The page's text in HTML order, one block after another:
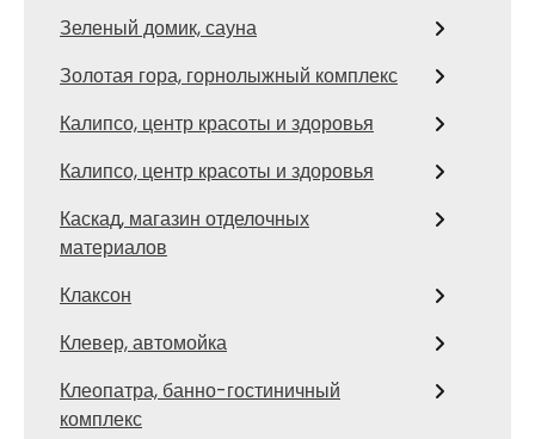
Зеленый домик, сауна
Золотая гора, горнолыжный комплекс
Калипсо, центр красоты и здоровья
Калипсо, центр красоты и здоровья
Каскад, магазин отделочных
материалов
Клаксон
Клевер, автомойка
Клеопатра, банно-гостиничный
комплекс